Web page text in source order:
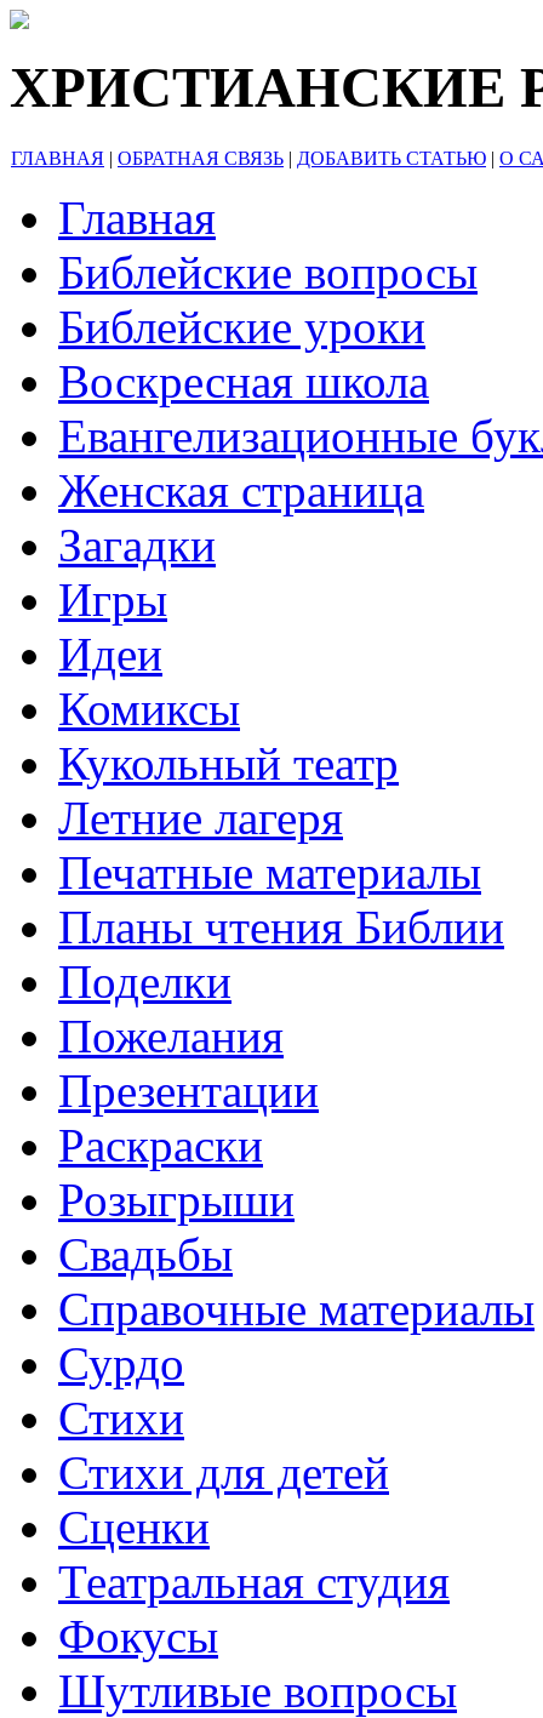
ХРИСТИАНСКИЕ
ГЛАВНАЯ | ОБРАТНАЯ СВЯЗЬ | ДОБАВИТЬ СТАТЬЮ | О
Главная
Библейские вопросы
Библейские уроки
Воскресная школа
Евангелизационные
Женская страница
Загадки
Игры
Идеи
Комиксы
Кукольный театр
Летние лагеря
Печатные материалы
Планы чтения Библии
Поделки
Пожелания
Презентации
Раскраски
Розыгрыши
Свадьбы
Справочные материалы
Сурдо
Стихи
Стихи для детей
Сценки
Театральная студия
Фокусы
Шутливые вопросы